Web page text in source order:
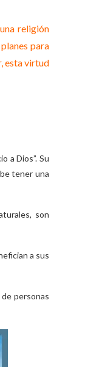
religión
para
esta virtud
a Dios”. Su
tener una
son
a sus
personas